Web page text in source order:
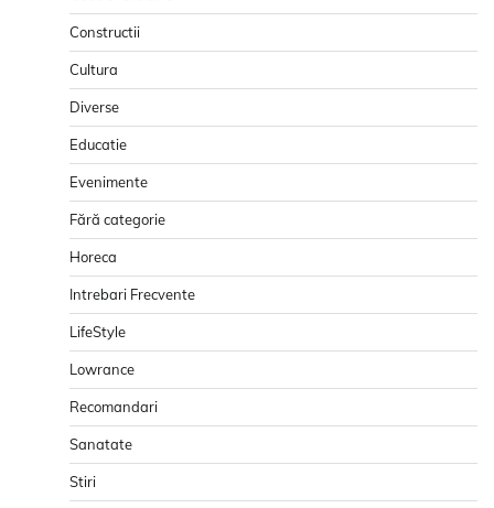
Constructii
Cultura
Diverse
Educatie
Evenimente
Fără categorie
Horeca
Intrebari Frecvente
LifeStyle
Lowrance
Recomandari
Sanatate
Stiri